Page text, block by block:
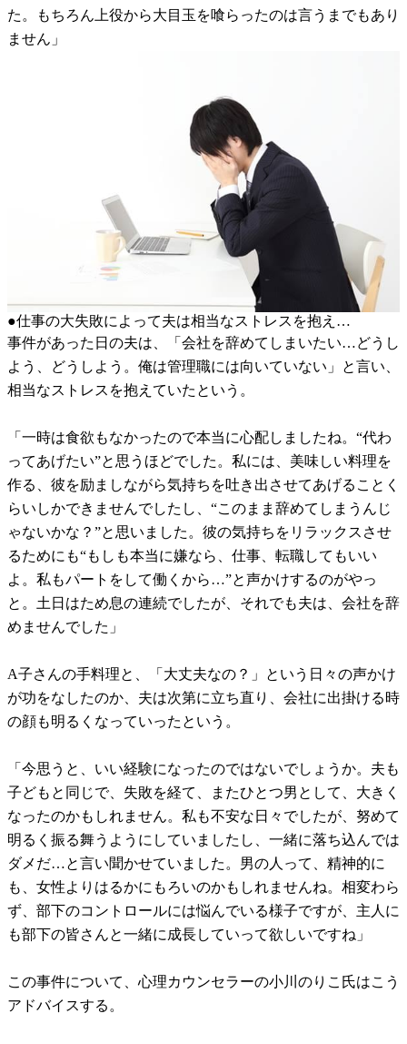
た。もちろん上役から大目玉を喰らったのは言うまでもあり
ません」
●仕事の大失敗によって夫は相当なストレスを抱え…
事件があった日の夫は、「会社を辞めてしまいたい…どうし
よう、どうしよう。俺は管理職には向いていない」と言い、
相当なストレスを抱えていたという。
「一時は食欲もなかったので本当に心配しましたね。“代わ
ってあげたい”と思うほどでした。私には、美味しい料理を
作る、彼を励ましながら気持ちを吐き出させてあげることく
らいしかできませんでしたし、“このまま辞めてしまうんじ
ゃないかな？”と思いました。彼の気持ちをリラックスさせ
るためにも“もしも本当に嫌なら、仕事、転職してもいい
よ。私もパートをして働くから…”と声かけするのがやっ
と。土日はため息の連続でしたが、それでも夫は、会社を辞
めませんでした」
A子さんの手料理と、「大丈夫なの？」という日々の声かけ
が功をなしたのか、夫は次第に立ち直り、会社に出掛ける時
の顔も明るくなっていったという。
「今思うと、いい経験になったのではないでしょうか。夫も
子どもと同じで、失敗を経て、またひとつ男として、大きく
なったのかもしれません。私も不安な日々でしたが、努めて
明るく振る舞うようにしていましたし、一緒に落ち込んでは
ダメだ…と言い聞かせていました。男の人って、精神的に
も、女性よりはるかにもろいのかもしれませんね。相変わら
ず、部下のコントロールには悩んでいる様子ですが、主人に
も部下の皆さんと一緒に成長していって欲しいですね」
この事件について、心理カウンセラーの小川のりこ氏はこう
アドバイスする。